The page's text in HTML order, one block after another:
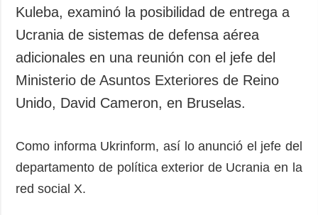
Deportes
Crimen
Desastres y
emergencias
ADICIONAL
Publicaciones
Entrevistas
Fotos
SERVICIOS
Banco de
imágenes
Kuleba, examinó la posibilidad de entrega a
Ucrania de sistemas de defensa aérea
adicionales en una reunión con el jefe del
Ministerio de Asuntos Exteriores de Reino
Unido, David Cameron, en Bruselas.
Como informa Ukrinform, así lo anunció el jefe del
departamento de política exterior de Ucrania en la
red social X.